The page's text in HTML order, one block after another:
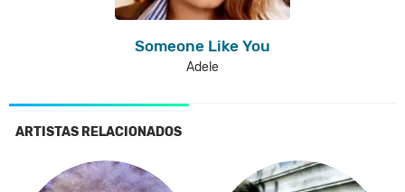
Someone Like You
Adele
ARTISTAS RELACIONADOS